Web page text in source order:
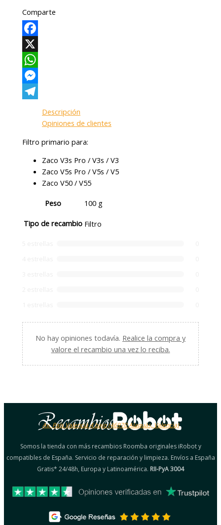
Comparte
Facebook
X
WhatsApp
Messenger
Descripción
Opiniones de clientes
Filtro primario para:
Zaco V3s Pro / V3s / V3
Zaco V5s Pro / V5s / V5
Zaco V50 / V55
Peso 100 g
Tipo de recambio Filtro
No hay opiniones todavía. Realice la compra y
valore el recambio una vez lo reciba.
Av. País Valencià 4 bajo (46970 Alaquàs, Valencia)
Somos la tienda con más recambios Roomba originales iRobot y
compatibles de España. Servicio de reparación y limpieza. Envíos a España
Gratis* 24/48h, Europa y Latinoamérica. RII-PyA 3004